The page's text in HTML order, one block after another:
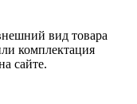
вид товара
комплектация
сайте.